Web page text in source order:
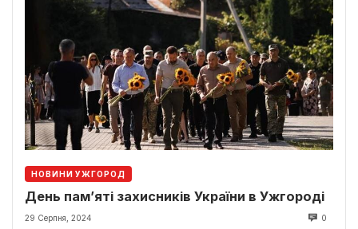
НОВИНИ УЖГОРОД
День пам’яті захисників України в Ужгороді
29 Серпня, 2024 0